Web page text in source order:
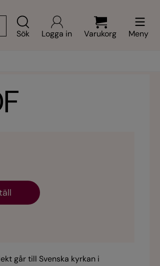
Logga in Varukorg Meny
Sök
går till Svenska kyrkan i